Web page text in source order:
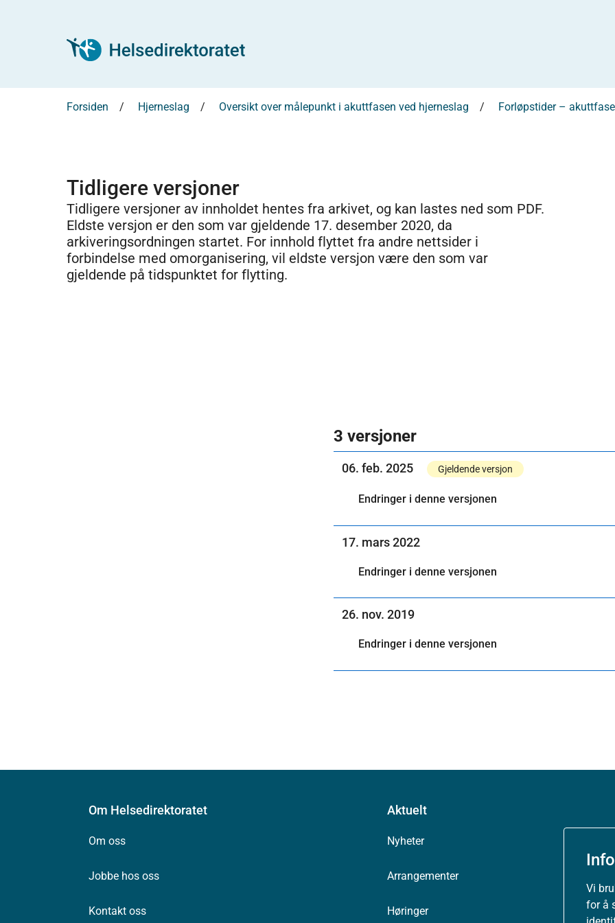
Vi
for å
Forsiden Hjerneslag Oversikt over målepunkt i akuttfasen ved hjerneslag Forløpstider –
Tidligere versjoner
Tidligere versjoner av innholdet hentes fra arkivet, og kan lastes ned som PDF.
Eldste versjon er den som var gjeldende 17. desember 2020, da
arkiveringsordningen startet. For innhold flyttet fra andre nettsider i
forbindelse med omorganisering, vil eldste versjon være den som var
gjeldende på tidspunktet for flytting.
3 versjoner
06. feb. 2025 Gjeldende versjon
Endringer i denne versjonen
17. mars 2022
Endringer i denne versjonen
26. nov. 2019
Endringer i denne versjonen
Om Helsedirektoratet
Om oss
Jobbe hos oss
Kontakt oss
Aktuelt
Nyheter
Arrangementer
Høringer